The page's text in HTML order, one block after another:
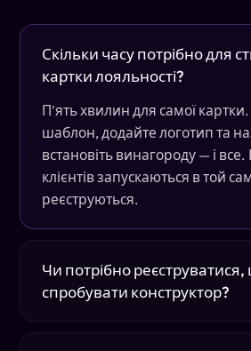
Скільки часу потрібно для
картки лояльності?
П'ять хвилин для самої
шаблон, додайте логотип та
встановіть винагороду — і все.
клієнтів запускаються в той
реєструються.
Чи потрібно
спробувати конструктор?